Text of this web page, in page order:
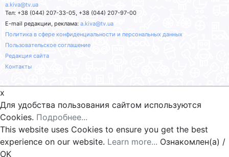
a.kiva@tv.ua
Тел: +38 (044) 207-33-05, +38 (044) 207-97-00
E-mail редакции, реклама: a.kiva@tv.ua
Политика в сфере конфиденциальности и персональных данных
Пользовательское соглашение
Редакция сайта
Контакты
x
Для удобства пользования сайтом используются
Cookies. Подробнее...
This website uses Cookies to ensure you get the best
experience on our website. Learn more... Ознакомлен(а) /
OK